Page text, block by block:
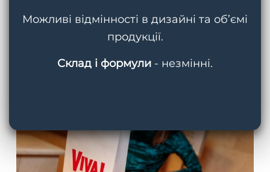
механізмів відновлення під час сну є основою
Можливі відмінності в дизайні та об’ємі
продукції.
Склад і формули - незмінні.